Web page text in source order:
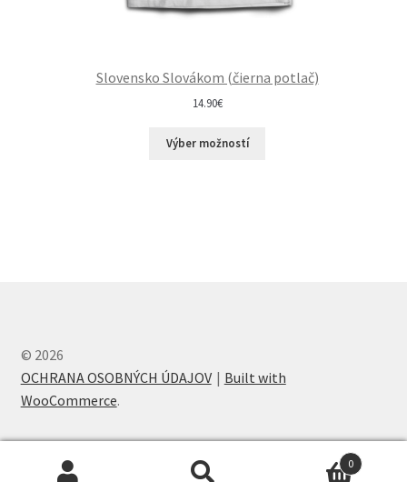
Slovensko Slovákom (čierna potlač)
14.90€
Výber možností
© 2026
OCHRANA OSOBNÝCH ÚDAJOV
Built with
WooCommerce.
0